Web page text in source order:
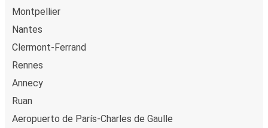
Montpellier
Nantes
Clermont-Ferrand
Rennes
Annecy
Ruan
Aeropuerto de París-Charles de Gaulle